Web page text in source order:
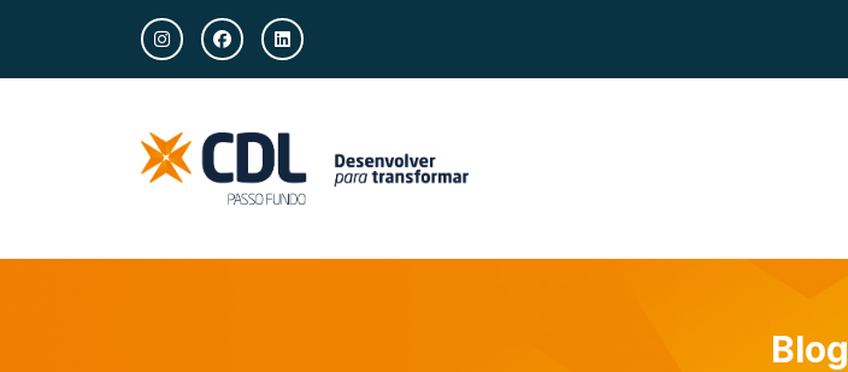
Blog